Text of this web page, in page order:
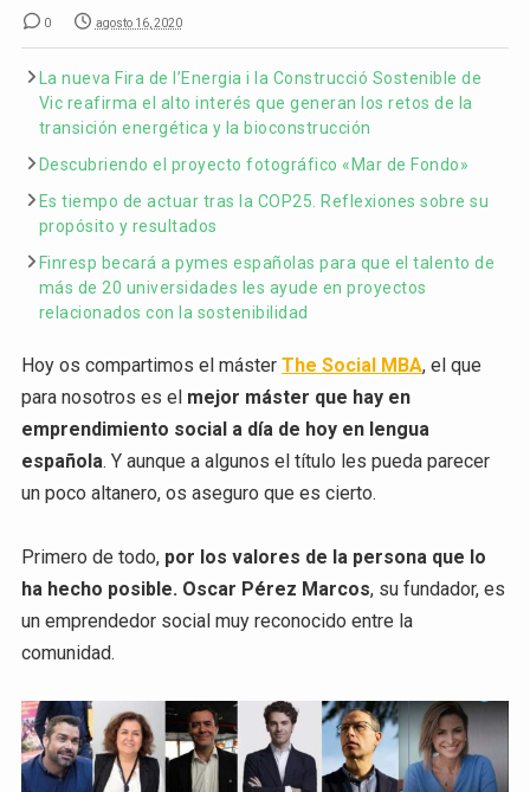
0 agosto 16, 2020
La nueva Fira de l’Energia i la Construcció Sostenible de
Vic reafirma el alto interés que generan los retos de la
transición energética y la bioconstrucción
Descubriendo el proyecto fotográfico «Mar de Fondo»
Es tiempo de actuar tras la COP25. Reflexiones sobre su
propósito y resultados
Finresp becará a pymes españolas para que el talento de
más de 20 universidades les ayude en proyectos
relacionados con la sostenibilidad
Hoy os compartimos el máster The Social MBA, el que
para nosotros es el mejor máster que hay en
emprendimiento social a día de hoy en lengua
española. Y aunque a algunos el título les pueda parecer
un poco altanero, os aseguro que es cierto.
Primero de todo, por los valores de la persona que lo
ha hecho posible. Oscar Pérez Marcos, su fundador, es
un emprendedor social muy reconocido entre la
comunidad.